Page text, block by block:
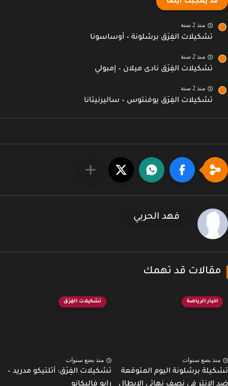
منذ 2 سنة
تشكيلات الفِرَق برشلونة – أوساسونا
منذ 2 سنة
تشكيلات الفِرَق نادى ميلان – إمبولي
منذ 2 سنة
تشكيلات الفِرَق يوفنتوس – ساليرنيتانا
فهد الحربي
قد تهمك
اخبار الرياضة
بضع سنوات
برشلونة اليوم المتوقعة
تشكيلات الفِرَق
منذ بضع سنوات
تشكيلات الفِرَق: أتلتيكو مدريد –